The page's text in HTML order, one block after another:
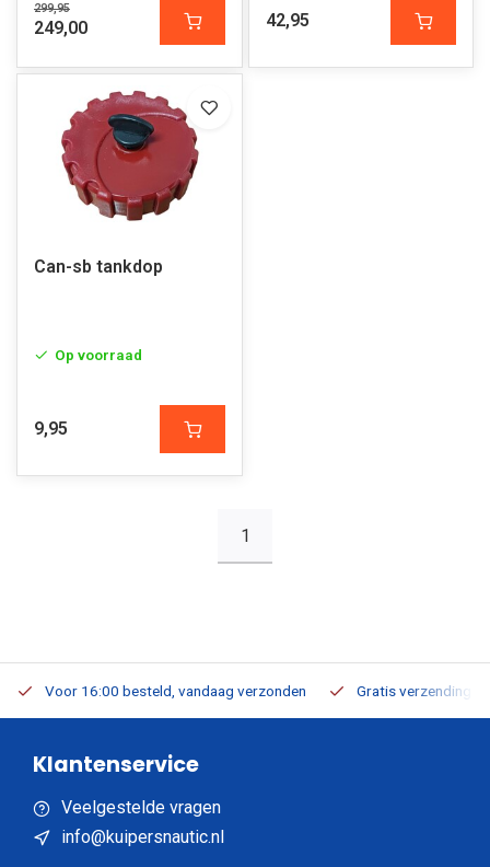
299,95
249,00 42,95
Can-sb tankdop
Op voorraad
9,95
1
Voor 16:00 besteld, vandaag verzonden Gratis verzending
Klantenservice
Veelgestelde vragen
info@kuipersnautic.nl